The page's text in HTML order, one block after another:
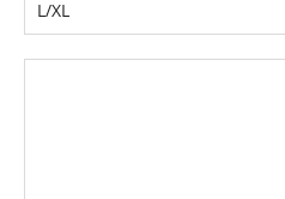
L/XL